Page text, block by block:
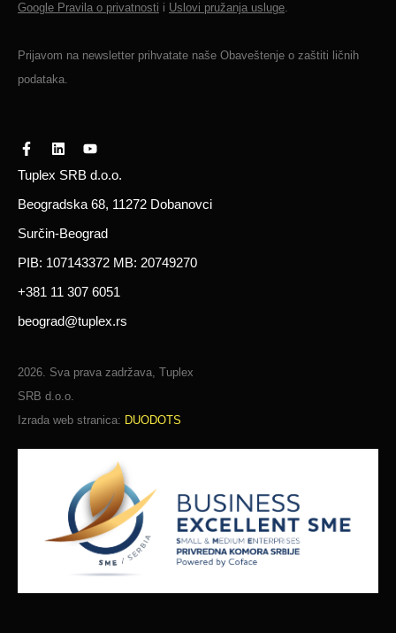
Google Pravila o privatnosti i Uslovi pružanja usluge.
Prijavom na newsletter prihvatate naše Obaveštenje o zaštiti ličnih
podataka.
Tuplex SRB d.o.o.
Beogradska 68, 11272 Dobanovci
Surčin-Beograd
PIB: 107143372 MB: 20749270
+381 11 307 6051
beograd@tuplex.rs
2026. Sva prava zadržava, Tuplex
SRB d.o.o.
Izrada web stranica: DUODOTS